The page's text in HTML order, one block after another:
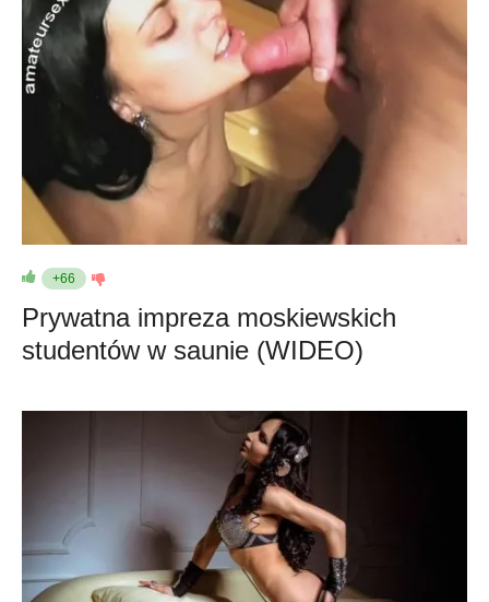
+66
Prywatna impreza moskiewskich
studentów w saunie (WIDEO)